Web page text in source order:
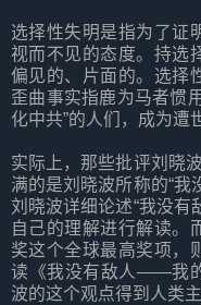
选择性失明是指为了证
视而不见的态度。持选
偏见的、片面的。选择
歪曲事实指鹿为马者惯
化中共”的人们，成为遭
实际上，那些批评刘晓
满的是刘晓波所称的“我
刘晓波详细论述“我没有
自己的理解进行解读。
奖这个全球最高奖项，
读《我没有敌人——我
波的这个观点得到人类